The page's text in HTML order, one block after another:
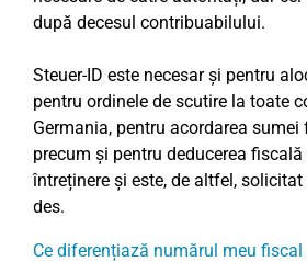
după decesul contribuabilului.
Steuer-ID este necesar și pentru
pentru ordinele de scutire la toate
Germania, pentru acordarea
precum și pentru deducerea
întreținere și este, de altfel,
des.
Ce diferențiază numărul meu